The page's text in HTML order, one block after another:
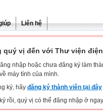
Liên hệ
quý vị đến với Thư viện
nhập hoặc chưa đăng ký làm
máy tính của mình.
ký, hãy đăng ký thành viên tại đây
rồi, quý vị có thể đăng nhập ở